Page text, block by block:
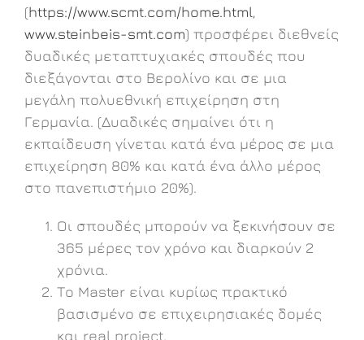
(https://www.scmt.com/home.html,
www.steinbeis-smt.com) προσφέρει διεθνείς
δυαδικές μεταπτυχιακές σπουδές που
διεξάγονται στο Βερολίνο και σε μια
μεγάλη πολυεθνική επιχείρηση στη
Γερμανία. (Δυαδικές σημαίνει ότι η
εκπαίδευση γίνεται κατά ένα μέρος σε μια
επιχείρηση 80% και κατά ένα άλλο μέρος
στο πανεπιστήμιο 20%).
Οι σπουδές μπορούν να ξεκινήσουν σε
365 μέρες τον χρόνο και διαρκούν 2
χρόνια.
Το Master είναι κυρίως πρακτικό
βασισμένο σε επιχειρησιακές δομές
και real project.